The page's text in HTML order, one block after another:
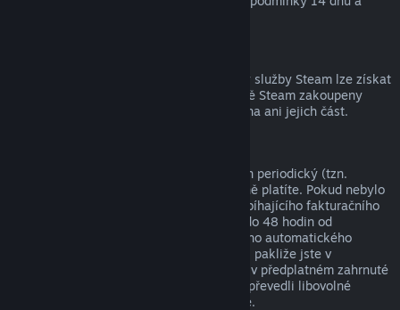
Peníze utracené za prostředky peněženky služby Steam lze získat
zpět, pokud byly tyto prostředky ve službě Steam zakoupeny
nejdéle před čtrnácti dny a nebyla utracena ani jejich část.
K některému obsahu a službám je nabízen periodický (tzn.
měsíční, roční) přístup, za který opakovaně platíte. Pokud nebylo
periodické předplatné použito během probíhajícího fakturačního
období, můžete o vrácení peněz zažádat do 48 hodin od
zakoupení nebo do 48 hodin od libovolného automatického
obnovení. Obsah je považován za použitý, pakliže jste v
probíhajícím fakturačním období hráli hry v předplatném zahrnuté
nebo jste využili, spotřebovali, upravili či převedli libovolné
výhody nebo slevy s předplatným spojené.